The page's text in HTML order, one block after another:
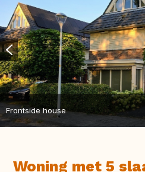
Frontside house
Woning met 5